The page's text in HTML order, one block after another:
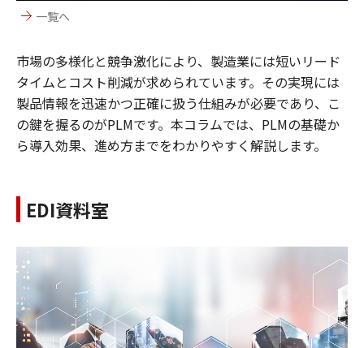
一覧へ
市場の多様化と競争激化により、製造業には短いリード
タイムとコスト削減が求められています。その実現には
製品情報を迅速かつ正確に扱う仕組みが必要であり、こ
の鍵を握るのがPLMです。本コラムでは、PLMの基礎か
ら導入効果、進め方までをわかりやすく解説します。
EDI資料室